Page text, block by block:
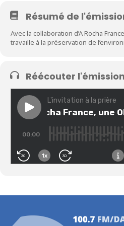
Résumé de
Avec la collaboration d’A Rocha
travaille à la préservation de
Réécouter l'émission